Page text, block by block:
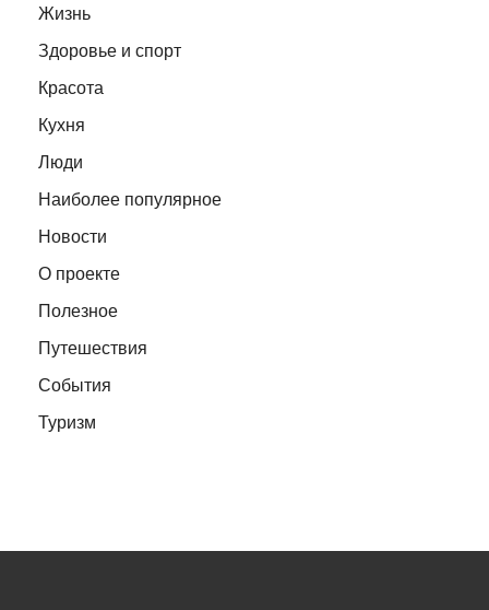
Жизнь
Здоровье и спорт
Красота
Кухня
Люди
Наиболее популярное
Новости
О проекте
Полезное
Путешествия
События
Туризм